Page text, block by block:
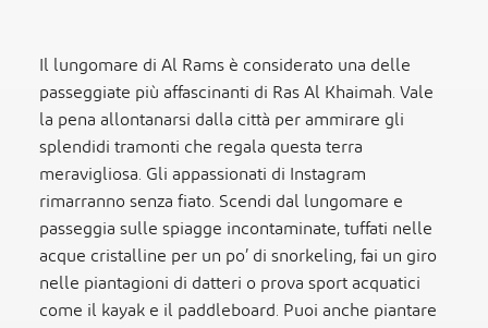
Il lungomare di Al Rams è considerato una delle
passeggiate più affascinanti di Ras Al Khaimah. Vale
la pena allontanarsi dalla città per ammirare gli
splendidi tramonti che regala questa terra
meravigliosa. Gli appassionati di Instagram
rimarranno senza fiato. Scendi dal lungomare e
passeggia sulle spiagge incontaminate, tuffati nelle
acque cristalline per un po’ di snorkeling, fai un giro
nelle piantagioni di datteri o prova sport acquatici
come il kayak e il paddleboard. Puoi anche piantare